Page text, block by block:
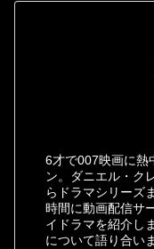
6才で007映画に熱
ン。ダニエル・ク
らドラマシリーズ
時間に動画配信サ
イドラマを紹介し
について語り合い